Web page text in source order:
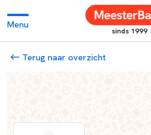
Menu
sinds 1999
Terug naar overzicht